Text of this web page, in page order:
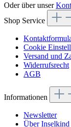
Oder über unser
Shop Service
Cookie
Versand und
Widerrufsrecht
AGB
Informationen
Newsletter
Über Inselkind